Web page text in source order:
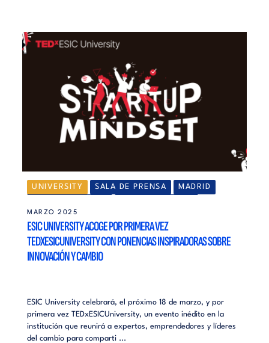
UNIVERSITY SALA DE PRENSA
MADRID
MARZO 2025
ESIC UNIVERSITY ACOGE POR PRIMERA VEZ
TEDXESICUNIVERSITY CON PONENCIAS INSPIRADORAS SOBRE
INNOVACIÓN Y CAMBIO
ESIC University celebrará, el próximo 18 de marzo, y por
primera vez TEDxESICUniversity, un evento inédito en la
institución que reunirá a expertos, emprendedores y líderes
del cambio para comparti ...